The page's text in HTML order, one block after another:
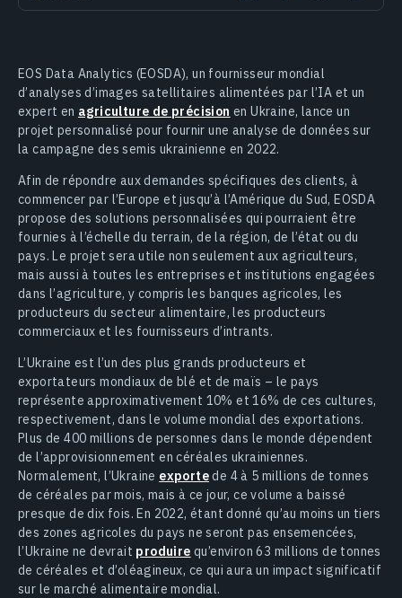
EOS Data Analytics (EOSDA), un fournisseur mondial
d’analyses d’images satellitaires alimentées par l’IA et un
expert en agriculture de précision en Ukraine, lance un
projet personnalisé pour fournir une analyse de données sur
la campagne des semis ukrainienne en 2022.
Afin de répondre aux demandes spécifiques des clients, à
commencer par l’Europe et jusqu’à l’Amérique du Sud, EOSDA
propose des solutions personnalisées qui pourraient être
fournies à l’échelle du terrain, de la région, de l’état ou du
pays. Le projet sera utile non seulement aux agriculteurs,
mais aussi à toutes les entreprises et institutions engagées
dans l’agriculture, y compris les banques agricoles, les
producteurs du secteur alimentaire, les producteurs
commerciaux et les fournisseurs d’intrants.
L’Ukraine est l’un des plus grands producteurs et
exportateurs mondiaux de blé et de maїs – le pays
représente approximativement 10% et 16% de ces cultures,
respectivement, dans le volume mondial des exportations.
Plus de 400 millions de personnes dans le monde dépendent
de l’approvisionnement en céréales ukrainiennes.
Normalement, l’Ukraine exportede 4 à 5 millions de tonnes
de céréales par mois, mais à ce jour, ce volume a baissé
presque de dix fois. En 2022, étant donné qu’au moins un tiers
des zones agricoles du pays ne seront pas ensemencées,
l’Ukraine ne devrait produire qu’environ 63 millions de tonnes
de céréales et d’oléagineux, ce qui aura un impact significatif
sur le marché alimentaire mondial.